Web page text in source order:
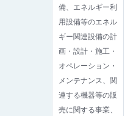
備、エネルギー利
用設備等のエネル
ギー関連設備の計
画・設計・施工・
オペレーション・
メンテナンス、関
連する機器等の販
売に関する事業、